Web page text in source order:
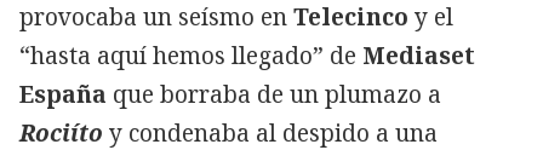
provocaba un seísmo enTelecinco y el
“hasta aquí hemos llegado” de Mediaset
España que borraba de un plumazo a
Rociíto y condenaba al despido a una